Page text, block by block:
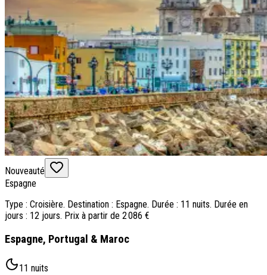
Nouveauté
Espagne
Type : Croisière. Destination : Espagne. Durée : 11 nuits. Durée en
jours : 12 jours. Prix à partir de 2 086 €
Espagne, Portugal & Maroc
11 nuits